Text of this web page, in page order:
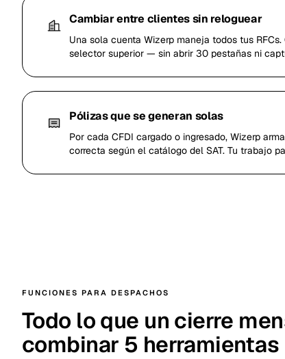
Cambiar entre clientes sin reloguear
Una sola cuenta Wizerp maneja todos tus
selector superior — sin abrir 30 pestañas ni
Pólizas que se generan solas
Por cada CFDI cargado o ingresado, Wizerp
correcta según el catálogo del SAT. Tu trabajo
FUNCIONES PARA DESPACHOS
Todo lo que un cierre
combinar 5 herramientas